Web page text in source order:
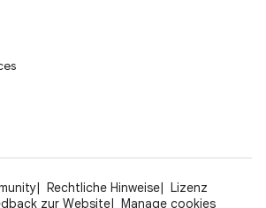
Rechtliche Hinweise
Lizenz
zur Website Manage cookies